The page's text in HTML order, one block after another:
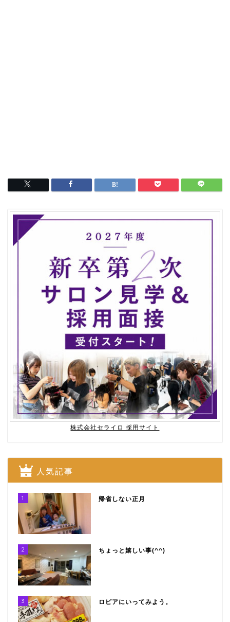
株式会社セライロ 採用サイト
人気記事
1 帰省しない正月
2 ちょっと嬉しい事(^^)
3 ロピアにいってみよう。